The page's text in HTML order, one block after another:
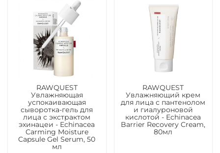
RAWQUEST
Увлажняющая
успокаивающая
сыворотка-гель для
лица с экстрактом
эхинацеи - Echinacea
Carming Moisture
Capsule Gel Serum, 50
мл
RAWQUEST
Увлажняющий крем
для лица с пантенолом
и гиалуроновой
кислотой - Echinacea
Barrier Recovery Cream,
80мл